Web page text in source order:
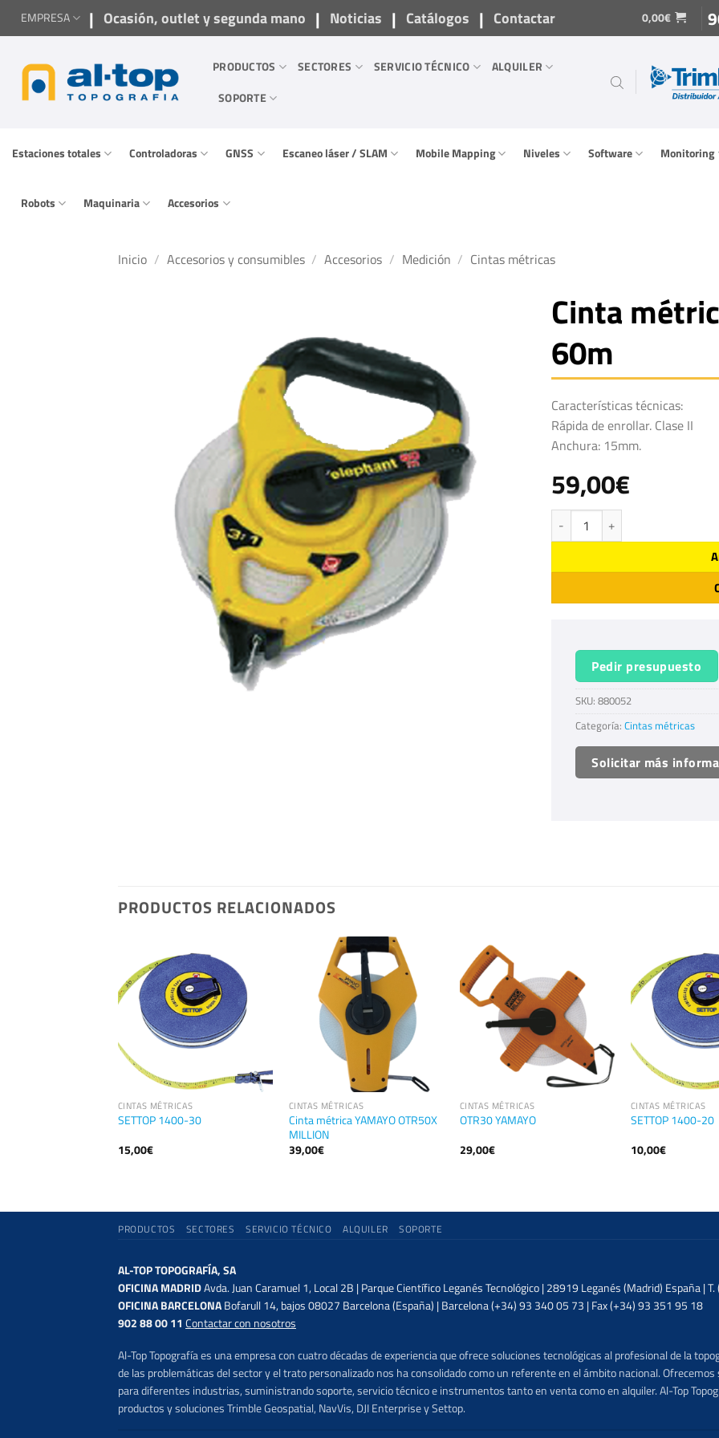
SaltarEMPRESA | Ocasión, outlet y segunda mano | Noticias | Catálogos | Contactar 0,00€
PRODUCTOS SECTORES SERVICIO TÉCNICO
ALQUILER
SOPORTE
Estaciones totales Controladoras GNSS Escaneo láser / SLAM Mobile Mapping Niveles Software Monitoring
Robots Maquinaria Accesorios
Inicio / Accesorios y consumibles / Accesorios / Medición / Cintas métricas
Cinta
60m
Características técnicas:
Rápida de enrollar. Clase II
Anchura: 15mm.
59,00€
Cinta métrica fibra de vidrio 60m
Pedir presupuesto
SKU: 880052
Categoría: Cintas métricas
Solicitar más
PRODUCTOS RELACIONADOS
CINTAS MÉTRICAS
SETTOP 1400-30
15,00€
CINTAS MÉTRICAS
Cinta métrica YAMAYO OTR50X
MILLION
39,00€
CINTAS MÉTRICAS
OTR30 YAMAYO
29,00€
CINTAS MÉTRICAS
SETTOP 1400-20
10,00€
PRODUCTOS SECTORES SERVICIO TÉCNICO ALQUILER SOPORTE
AL-TOP TOPOGRAFÍA, SA
OFICINA MADRIDAvda. Juan Caramuel 1, Local 2B | Parque Científico Leganés Tecnológico | 28919 Leganés (Madrid) España |
OFICINA BARCELONABofarull 14, bajos 08027 Barcelona (España) | Barcelona (+34) 93 340 05 73 | Fax (+34) 93 351 95 18
902 88 00 11 Contactar con nosotros
Al-Top Topografía es una empresa con cuatro décadas de experiencia que ofrece soluciones tecnológicas al profesional de la
de las problemáticas del sector y el trato personalizado nos ha consolidado como un referente en el ámbito nacional.
para diferentes industrias, suministrando soporte, servicio técnico e instrumentos tanto en venta como en alquiler. Al-Top
productos y soluciones Trimble Geospatial, NavVis, DJI Enterprise y Settop.